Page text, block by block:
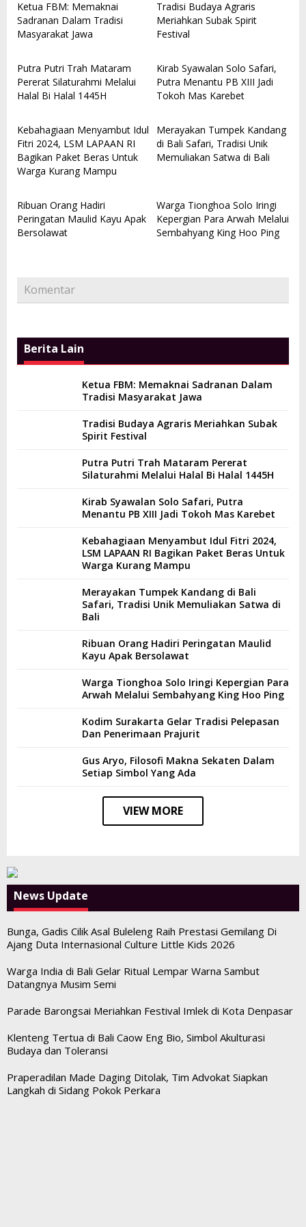
Ketua FBM: Memaknai
Sadranan Dalam Tradisi
Masyarakat Jawa
Tradisi Budaya Agraris
Meriahkan Subak Spirit
Festival
Putra Putri Trah Mataram
Pererat Silaturahmi Melalui
Halal Bi Halal 1445H
Kirab Syawalan Solo Safari,
Putra Menantu PB XIII Jadi
Tokoh Mas Karebet
Kebahagiaan Menyambut Idul
Fitri 2024, LSM LAPAAN RI
Bagikan Paket Beras Untuk
Warga Kurang Mampu
Merayakan Tumpek Kandang
di Bali Safari, Tradisi Unik
Memuliakan Satwa di Bali
Ribuan Orang Hadiri
Peringatan Maulid Kayu Apak
Bersolawat
Warga Tionghoa Solo Iringi
Kepergian Para Arwah Melalui
Sembahyang King Hoo Ping
Komentar
Berita Lain
Ketua FBM: Memaknai Sadranan Dalam
Tradisi Masyarakat Jawa
Tradisi Budaya Agraris Meriahkan Subak
Spirit Festival
Putra Putri Trah Mataram Pererat
Silaturahmi Melalui Halal Bi Halal 1445H
Kirab Syawalan Solo Safari, Putra
Menantu PB XIII Jadi Tokoh Mas Karebet
Kebahagiaan Menyambut Idul Fitri 2024,
LSM LAPAAN RI Bagikan Paket Beras Untuk
Warga Kurang Mampu
Merayakan Tumpek Kandang di Bali
Safari, Tradisi Unik Memuliakan Satwa di
Bali
Ribuan Orang Hadiri Peringatan Maulid
Kayu Apak Bersolawat
Warga Tionghoa Solo Iringi Kepergian Para
Arwah Melalui Sembahyang King Hoo Ping
Kodim Surakarta Gelar Tradisi Pelepasan
Dan Penerimaan Prajurit
Gus Aryo, Filosofi Makna Sekaten Dalam
Setiap Simbol Yang Ada
VIEW MORE
News Update
Bunga, Gadis Cilik Asal Buleleng Raih Prestasi Gemilang Di
Ajang Duta Internasional Culture Little Kids 2026
Warga India di Bali Gelar Ritual Lempar Warna Sambut
Datangnya Musim Semi
Parade Barongsai Meriahkan Festival Imlek di Kota Denpasar
Klenteng Tertua di Bali Caow Eng Bio, Simbol Akulturasi
Budaya dan Toleransi
Praperadilan Made Daging Ditolak, Tim Advokat Siapkan
Langkah di Sidang Pokok Perkara